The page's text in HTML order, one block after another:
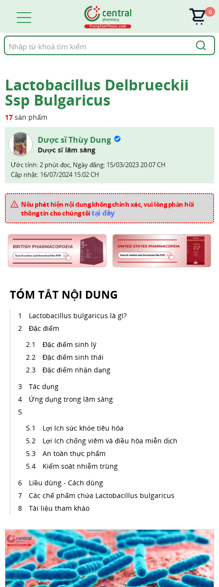
Tìm
kiếm
0
Lactobacillus Delbrueckii
Ssp Bulgaricus
17 sản phẩm
Dược sĩ Thùy Dung
Dược sĩ lâm sàng
Ước tính: 2 phút đọc, Ngày đăng: 15/03/2023 20:07 CH
Cập nhật: 16/07/2024 15:02 CH
Nếu phát hiện nội dung không chính xác, vui lòng phản hồi
thông tin cho chúng tôitại đây
TÓM TẮT NỘI DUNG
Lactobacillus bulgaricus là gì?
Đặc điểm
Đặc điểm sinh lý
Đặc điểm sinh thái
Đặc điểm nhận dạng
Tác dụng
Ứng dụng trong lâm sàng
Lợi ích sức khỏe tiêu hóa
Lợi ích chống viêm và điều hòa miễn dịch
An toàn thực phẩm
Kiểm soát nhiễm trùng
Liều dùng - Cách dùng
Các chế phẩm chứa Lactobacillus bulgaricus
Tài liệu tham khảo